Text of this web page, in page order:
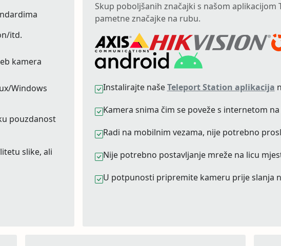
itd.
kamera
Windows
pouzdanost
slike, ali
Skup poboljšanih značajki s našom
pametne značajke na rubu.
Instalirajte našeTeleport Station aplikacija
Kamera snima čim se poveže s internetom
Radi na mobilnim vezama, nije potrebno
Nije potrebno postavljanje mreže na licu
U potpunosti pripremite kameru prije slanja